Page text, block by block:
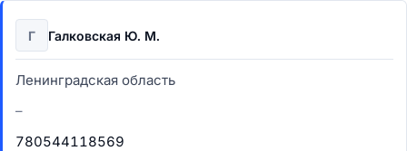
Г Галковская Ю. М.
Ленинградская область
–
780544118569